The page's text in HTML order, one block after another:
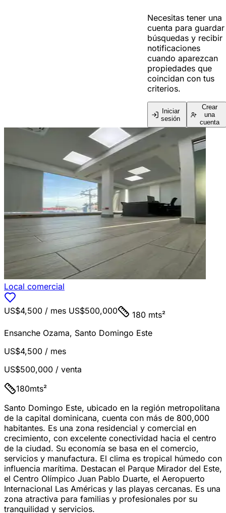
Necesitas tener una
cuenta para guardar
búsquedas y recibir
notificaciones
cuando aparezcan
propiedades que
coincidan con tus
criterios.
Iniciar
sesión
Crear
una
cuenta
Local comercial
US$4,500 / mes US$500,000
180 mts²
Ensanche Ozama, Santo Domingo Este
US$4,500 / mes
US$500,000 / venta
180mts²
Santo Domingo Este, ubicado en la región metropolitana
de la capital dominicana, cuenta con más de 800,000
habitantes. Es una zona residencial y comercial en
crecimiento, con excelente conectividad hacia el centro
de la ciudad. Su economía se basa en el comercio,
servicios y manufactura. El clima es tropical húmedo con
influencia marítima. Destacan el Parque Mirador del Este,
el Centro Olímpico Juan Pablo Duarte, el Aeropuerto
Internacional Las Américas y las playas cercanas. Es una
zona atractiva para familias y profesionales por su
tranquilidad y servicios.